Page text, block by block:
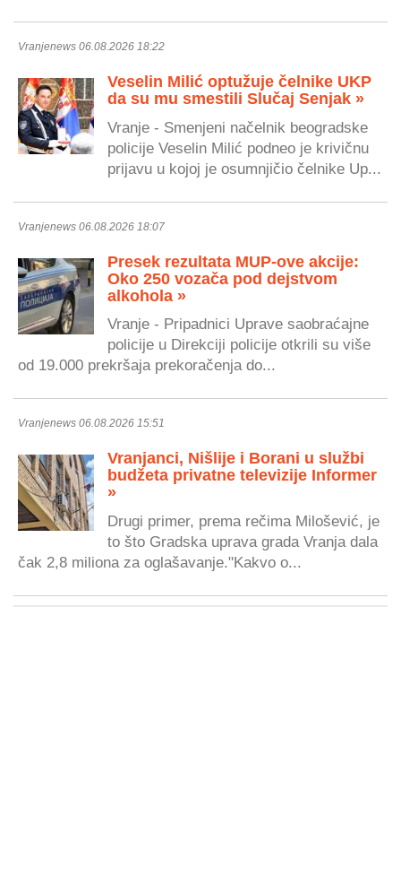
Vranjenews 06.08.2026 18:22
Veselin Milić optužuje čelnike UKP
da su mu smestili Slučaj Senjak »
Vranje - Smenjeni načelnik beogradske
policije Veselin Milić podneo je krivičnu
prijavu u kojoj je osumnjičio čelnike Up...
Vranjenews 06.08.2026 18:07
Presek rezultata MUP-ove akcije:
Oko 250 vozača pod dejstvom
alkohola »
Vranje - Pripadnici Uprave saobraćajne
policije u Direkciji policije otkrili su više
od 19.000 prekršaja prekoračenja do...
Vranjenews 06.08.2026 15:51
Vranjanci, Nišlije i Borani u službi
budžeta privatne televizije Informer
»
Drugi primer, prema rečima Milošević, je
to što Gradska uprava grada Vranja dala
čak 2,8 miliona za oglašavanje."Kakvo o...